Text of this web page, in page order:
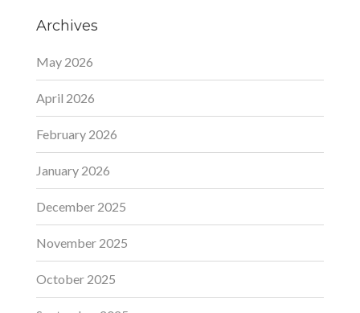
Archives
May 2026
April 2026
February 2026
January 2026
December 2025
November 2025
October 2025